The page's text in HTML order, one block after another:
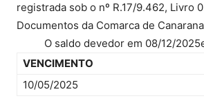
registrada sob o nº R.17/9.462, Livro
Documentos da Comarca de
O saldo devedor em 08/12/2025e
VENCIMENTO
10/05/2025